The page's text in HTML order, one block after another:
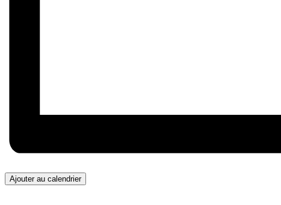
Ajouter au calendrier